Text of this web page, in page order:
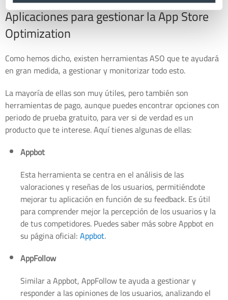
Aplicaciones para gestionar la App Store
Optimization
Como hemos dicho, existen herramientas ASO que te ayudará
en gran medida, a gestionar y monitorizar todo esto.
La mayoría de ellas son muy útiles, pero también son
herramientas de pago, aunque puedes encontrar opciones con
periodo de prueba gratuito, para ver si de verdad es un
producto que te interese. Aquí tienes algunas de ellas:
Appbot
Esta herramienta se centra en el análisis de las
valoraciones y reseñas de los usuarios, permitiéndote
mejorar tu aplicación en función de su feedback. Es útil
para comprender mejor la percepción de los usuarios y la
de tus competidores. Puedes saber más sobre Appbot en
su página oficial:Appbot.
AppFollow
Similar a Appbot, AppFollow te ayuda a gestionar y
responder a las opiniones de los usuarios, analizando el